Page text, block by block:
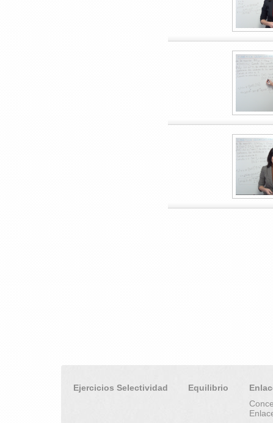
Ejercicios Selectividad Equilibrio